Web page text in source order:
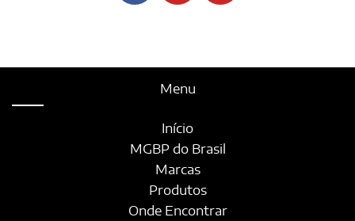
Menu
Início
MGBP do Brasil
Marcas
Produtos
Onde Encontrar